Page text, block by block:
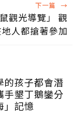
下一篇 →
觀光導覽」 觀
人都搶著參加
的孩子都會潛
手墾丁鵝鑾分
」記憶